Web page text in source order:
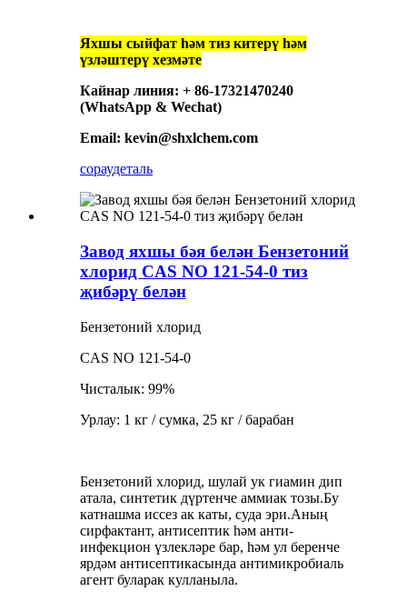
Яхшы сыйфат һәм тиз китерү һәм
үзләштерү хезмәте
Кайнар линия: + 86-17321470240
(WhatsApp & Wechat)
Email: kevin@shxlchem.com
сораудеталь
Завод яхшы бәя белән Бензетоний
хлорид CAS NO 121-54-0 тиз
җибәрү белән
Бензетоний хлорид
CAS NO 121-54-0
Чисталык: 99%
Урлау: 1 кг / сумка, 25 кг / барабан
Бензетоний хлорид, шулай ук ​​гиамин дип
атала, синтетик дүртенче аммиак тозы.Бу
катнашма иссез ак каты, суда эри.Аның
сирфактант, антисептик һәм анти-
инфекцион үзлекләре бар, һәм ул беренче
ярдәм антисептикасында антимикробиаль
агент буларак кулланыла.